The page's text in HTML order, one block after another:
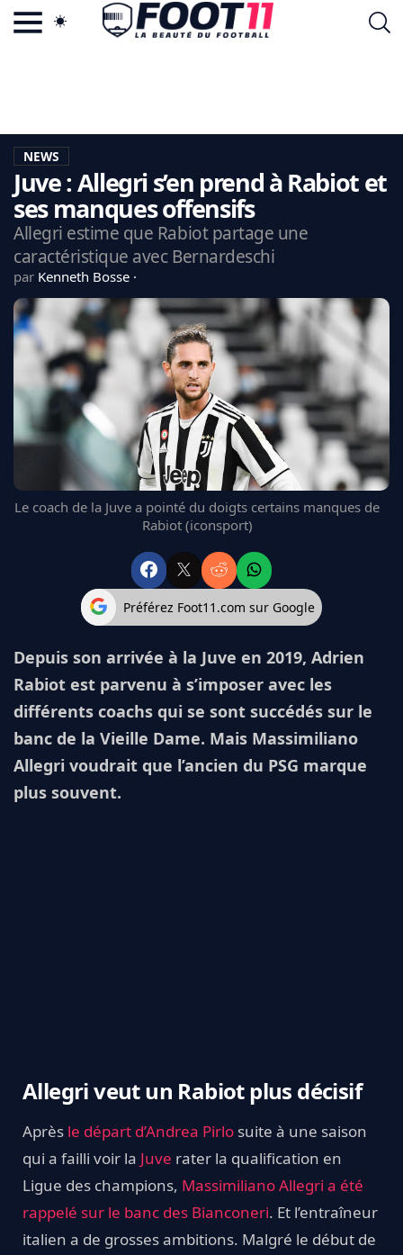
LA CHARTE
VIE PRIVÉE
CGU
CONTACTEZ-NOUS
CDM 2026
EDF
PSG
LIGUE 1
REAL MADRID
FC BARCELONE
MANCHESTER UNITED
ARSENAL
BAYERN
NEWS
Juve : Allegri s’en prend à Rabiot et
ses manques offensifs
Allegri estime que Rabiot partage une
caractéristique avec Bernardeschi
par Kenneth Bosse
Le coach de la Juve a pointé du doigts certains manques de
Rabiot (iconsport)
Préférez Foot11.com sur Google
Depuis son arrivée à la Juve en 2019, Adrien
Rabiot est parvenu à s’imposer avec les
différents coachs qui se sont succédés sur le
banc de la Vieille Dame. Mais Massimiliano
Allegri voudrait que l’ancien du PSG marque
plus souvent.
Allegri veut un Rabiot plus décisif
Après le départ d’Andrea Pirlo suite à une saison
qui a failli voir la Juve rater la qualification en
Ligue des champions, Massimiliano Allegri a été
rappelé sur le banc des Bianconeri. Et l’entraîneur
italien a de grosses ambitions. Malgré le début de